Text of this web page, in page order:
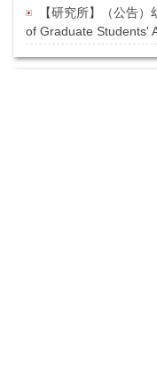
【研究所】（公告
of Graduate Students'